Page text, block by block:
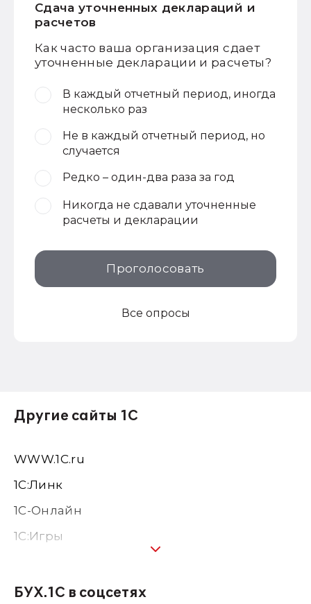
Сдача уточненных деклараций и
расчетов
Как часто ваша организация сдает
уточненные декларации и расчеты?
В каждый отчетный период, иногда
несколько раз
Не в каждый отчетный период, но
случается
Редко – один-два раза за год
Никогда не сдавали уточненные
расчеты и декларации
Проголосовать
Все опросы
Другие сайты 1С
WWW.1С.ru
1С:Линк
1С-Онлайн
1C:Игры
1С:Консалтинг
БУХ.1С в соцсетях